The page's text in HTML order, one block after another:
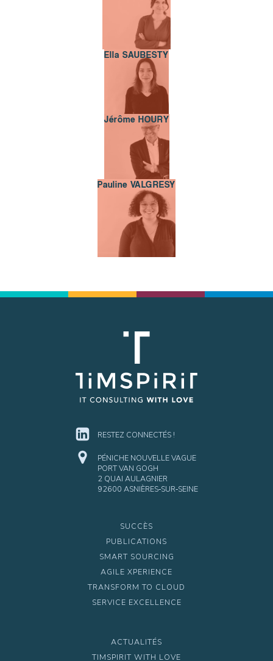
Ella SAUBESTY
Ella SAUBESTY
Jérôme HOURY
Jérôme HOURY
Pauline VALGRESY
Pauline VALGRESY
RESTEZ CONNECTÉS !
PÉNICHE NOUVELLE VAGUE
PORT VAN GOGH
2 QUAI AULAGNIER
92600 ASNIÈRES‑SUR‑SEINE
SUCCÈS
PUBLICATIONS
SMART SOURCING
AGILE XPERIENCE
TRANSFORM TO CLOUD
SERVICE EXCELLENCE
ACTUALITÉS
TIMSPIRIT WITH LOVE